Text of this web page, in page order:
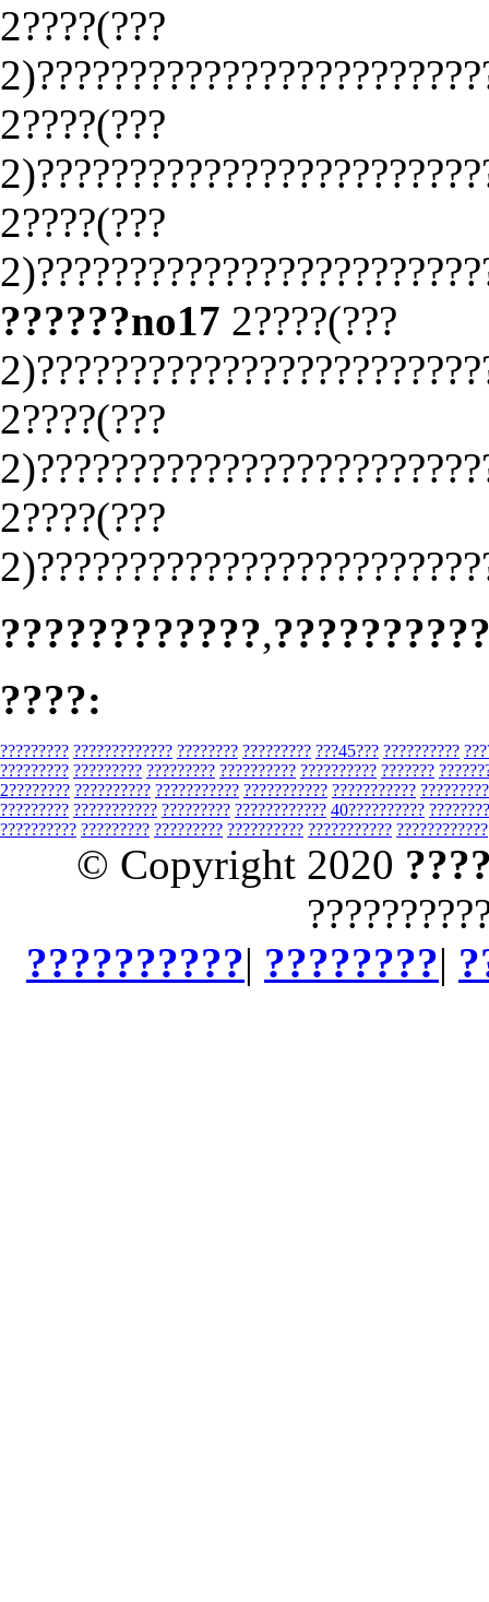
2????(???
2????(???
2????(???
??????no17 2????(???
2????(???
2????(???
????????????,
????:
????????? ????????????? ???????? ????????? ???45??? ??????????
????????? ????????? ????????? ?????????? ?????????? ???????
2???????? ?????????? ??????????? ??????????? ???????????
????????? ??????????? ????????? ???????????? 40??????????
?????????? ????????? ????????? ?????????? ??????????? ????????????
© Copyright 2020
??????????| ????????|